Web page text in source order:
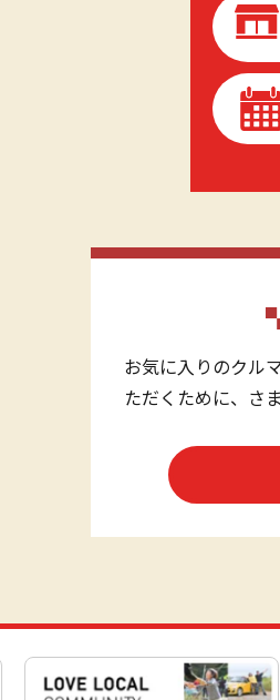
お気に入りのクル
ただくために、さ